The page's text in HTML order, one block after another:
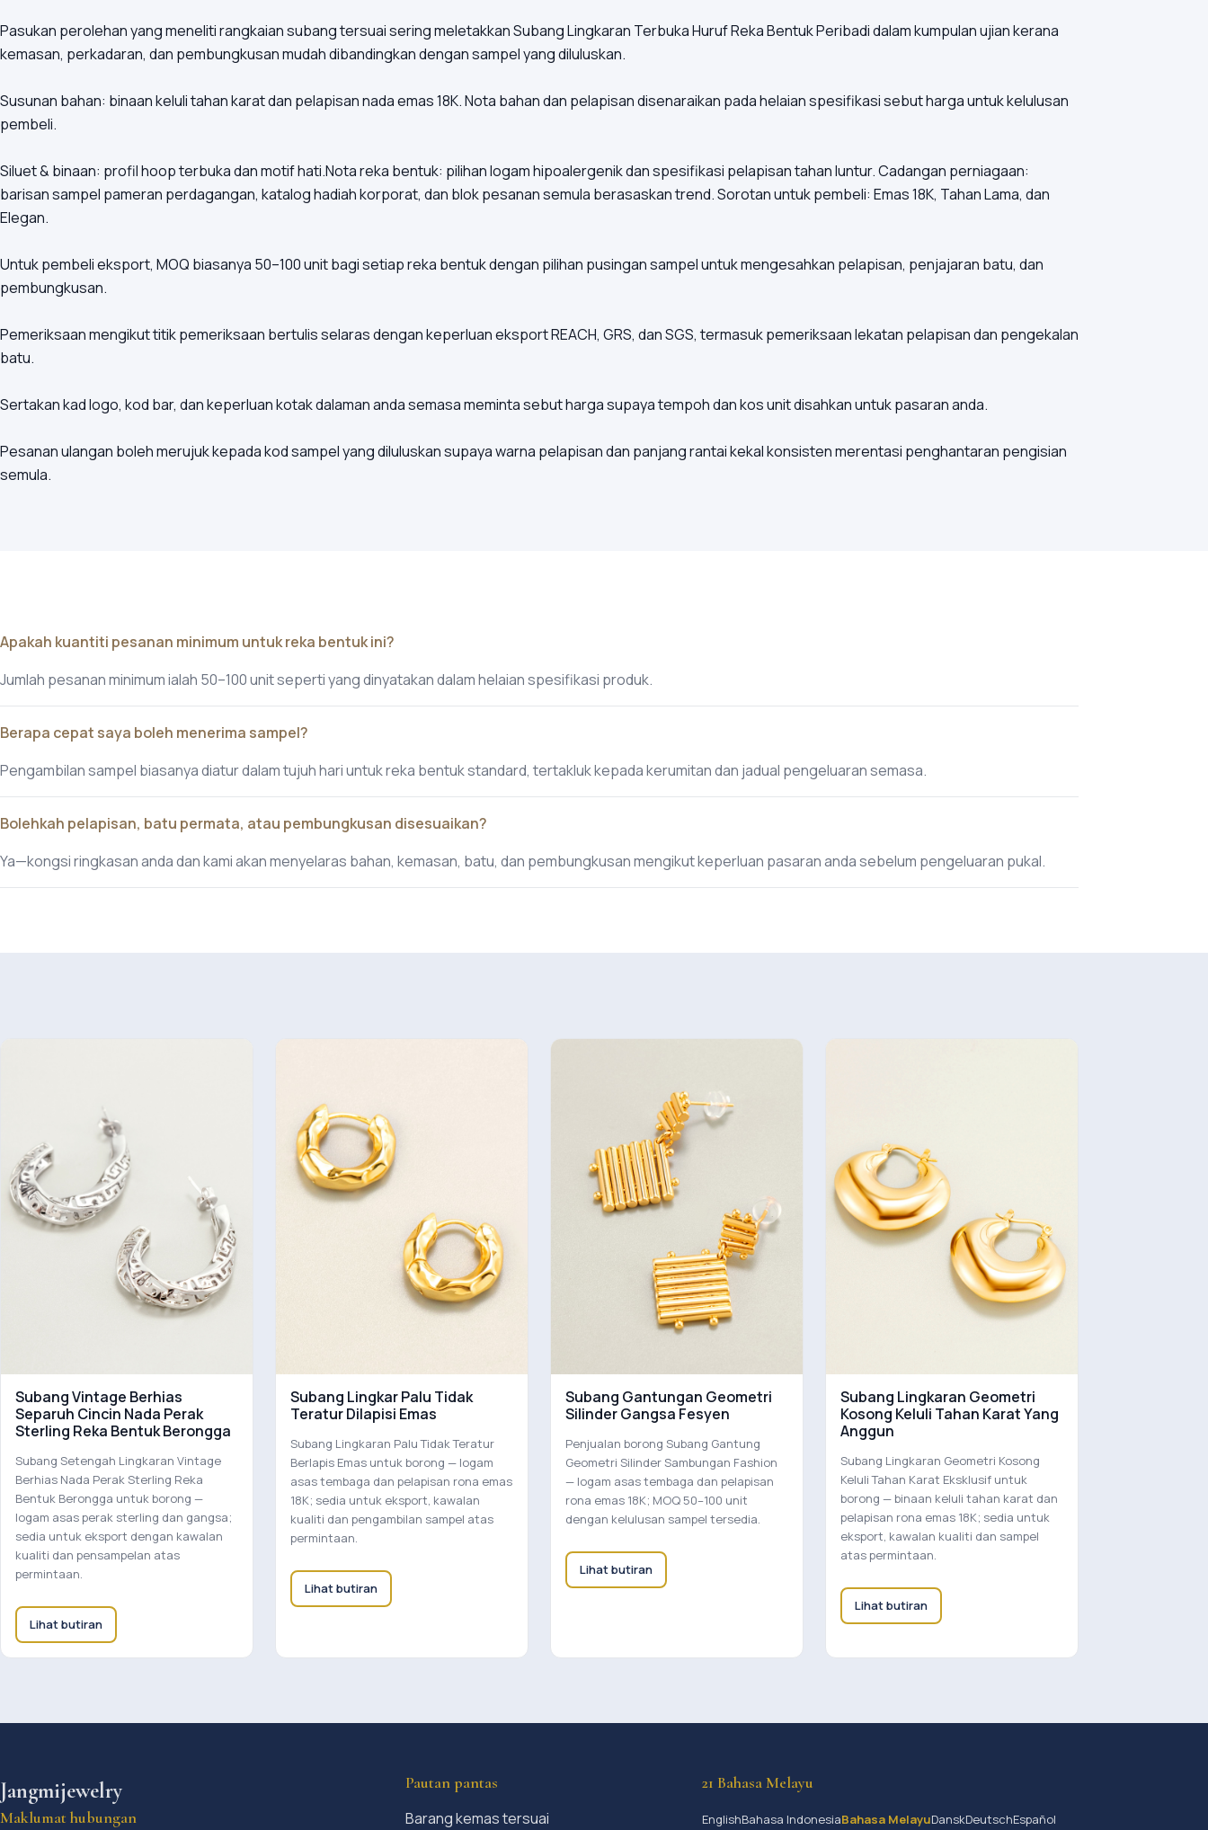
Pasukan perolehan yang meneliti rangkaian subang tersuai sering meletakkan Subang Lingkaran Terbuka Huruf Reka Bentuk Peribadi dalam kumpulan ujian kerana
kemasan, perkadaran, dan pembungkusan mudah dibandingkan dengan sampel yang diluluskan.
Susunan bahan: binaan keluli tahan karat dan pelapisan nada emas 18K. Nota bahan dan pelapisan disenaraikan pada helaian spesifikasi sebut harga untuk kelulusan
pembeli.
Siluet & binaan: profil hoop terbuka dan motif hati.Nota reka bentuk: pilihan logam hipoalergenik dan spesifikasi pelapisan tahan luntur. Cadangan perniagaan:
barisan sampel pameran perdagangan, katalog hadiah korporat, dan blok pesanan semula berasaskan trend. Sorotan untuk pembeli: Emas 18K, Tahan Lama, dan
Elegan.
Untuk pembeli eksport, MOQ biasanya 50–100 unit bagi setiap reka bentuk dengan pilihan pusingan sampel untuk mengesahkan pelapisan, penjajaran batu, dan
pembungkusan.
Pemeriksaan mengikut titik pemeriksaan bertulis selaras dengan keperluan eksport REACH, GRS, dan SGS, termasuk pemeriksaan lekatan pelapisan dan pengekalan
batu.
Sertakan kad logo, kod bar, dan keperluan kotak dalaman anda semasa meminta sebut harga supaya tempoh dan kos unit disahkan untuk pasaran anda.
Pesanan ulangan boleh merujuk kepada kod sampel yang diluluskan supaya warna pelapisan dan panjang rantai kekal konsisten merentasi penghantaran pengisian
semula.
Apakah kuantiti pesanan minimum untuk reka bentuk ini?
Jumlah pesanan minimum ialah 50–100 unit seperti yang dinyatakan dalam helaian spesifikasi produk.
Berapa cepat saya boleh menerima sampel?
Pengambilan sampel biasanya diatur dalam tujuh hari untuk reka bentuk standard, tertakluk kepada kerumitan dan jadual pengeluaran semasa.
Bolehkah pelapisan, batu permata, atau pembungkusan disesuaikan?
Ya—kongsi ringkasan anda dan kami akan menyelaras bahan, kemasan, batu, dan pembungkusan mengikut keperluan pasaran anda sebelum pengeluaran pukal.
Subang Vintage Berhias
Separuh Cincin Nada Perak
Sterling Reka Bentuk Berongga
Subang Setengah Lingkaran Vintage
Berhias Nada Perak Sterling Reka
Bentuk Berongga untuk borong —
logam asas perak sterling dan gangsa;
sedia untuk eksport dengan kawalan
kualiti dan pensampelan atas
permintaan.
Lihat butiran
Subang Lingkar Palu Tidak
Teratur Dilapisi Emas
Subang Lingkaran Palu Tidak Teratur
Berlapis Emas untuk borong — logam
asas tembaga dan pelapisan rona emas
18K; sedia untuk eksport, kawalan
kualiti dan pengambilan sampel atas
permintaan.
Lihat butiran
Subang Gantungan Geometri
Silinder Gangsa Fesyen
Penjualan borong Subang Gantung
Geometri Silinder Sambungan Fashion
— logam asas tembaga dan pelapisan
rona emas 18K; MOQ 50–100 unit
dengan kelulusan sampel tersedia.
Lihat butiran
Subang Lingkaran Geometri
Kosong Keluli Tahan Karat Yang
Anggun
Subang Lingkaran Geometri Kosong
Keluli Tahan Karat Eksklusif untuk
borong — binaan keluli tahan karat dan
pelapisan rona emas 18K; sedia untuk
eksport, kawalan kualiti dan sampel
atas permintaan.
Lihat butiran
Jangmijewelry
Maklumat hubungan
Pautan pantas
Barang kemas tersuai
21 Bahasa Melayu
EnglishBahasa IndonesiaBahasa MelayuDanskDeutschEspañol